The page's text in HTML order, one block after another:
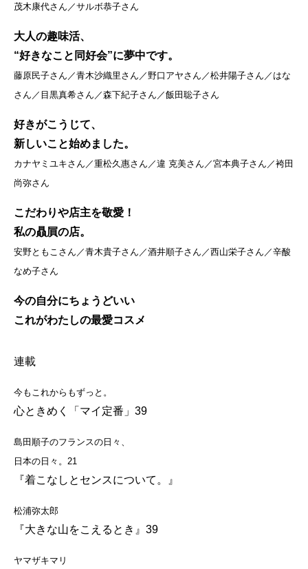
茂木康代さん／サルボ恭子さん
大人の趣味活、
“好きなこと同好会”に夢中です。
藤原民子さん／青木沙織里さん／野口アヤさん／松井陽子さん／はな
さん／目黒真希さん／森下紀子さん／飯田聡子さん
好きがこうじて、
新しいこと始めました。
カナヤミユキさん／重松久惠さん／違 克美さん／宮本典子さん／袴田
尚弥さん
こだわりや店主を敬愛！
私の贔屓の店。
安野ともこさん／青木貴子さん／酒井順子さん／西山栄子さん／辛酸
なめ子さん
今の自分にちょうどいい
これがわたしの最愛コスメ
連載
今もこれからもずっと。
心ときめく「マイ定番」39
島田順子のフランスの日々、
日本の日々。21
『着こなしとセンスについて。』
松浦弥太郎
『大きな山をこえるとき』39
ヤマザキマリ